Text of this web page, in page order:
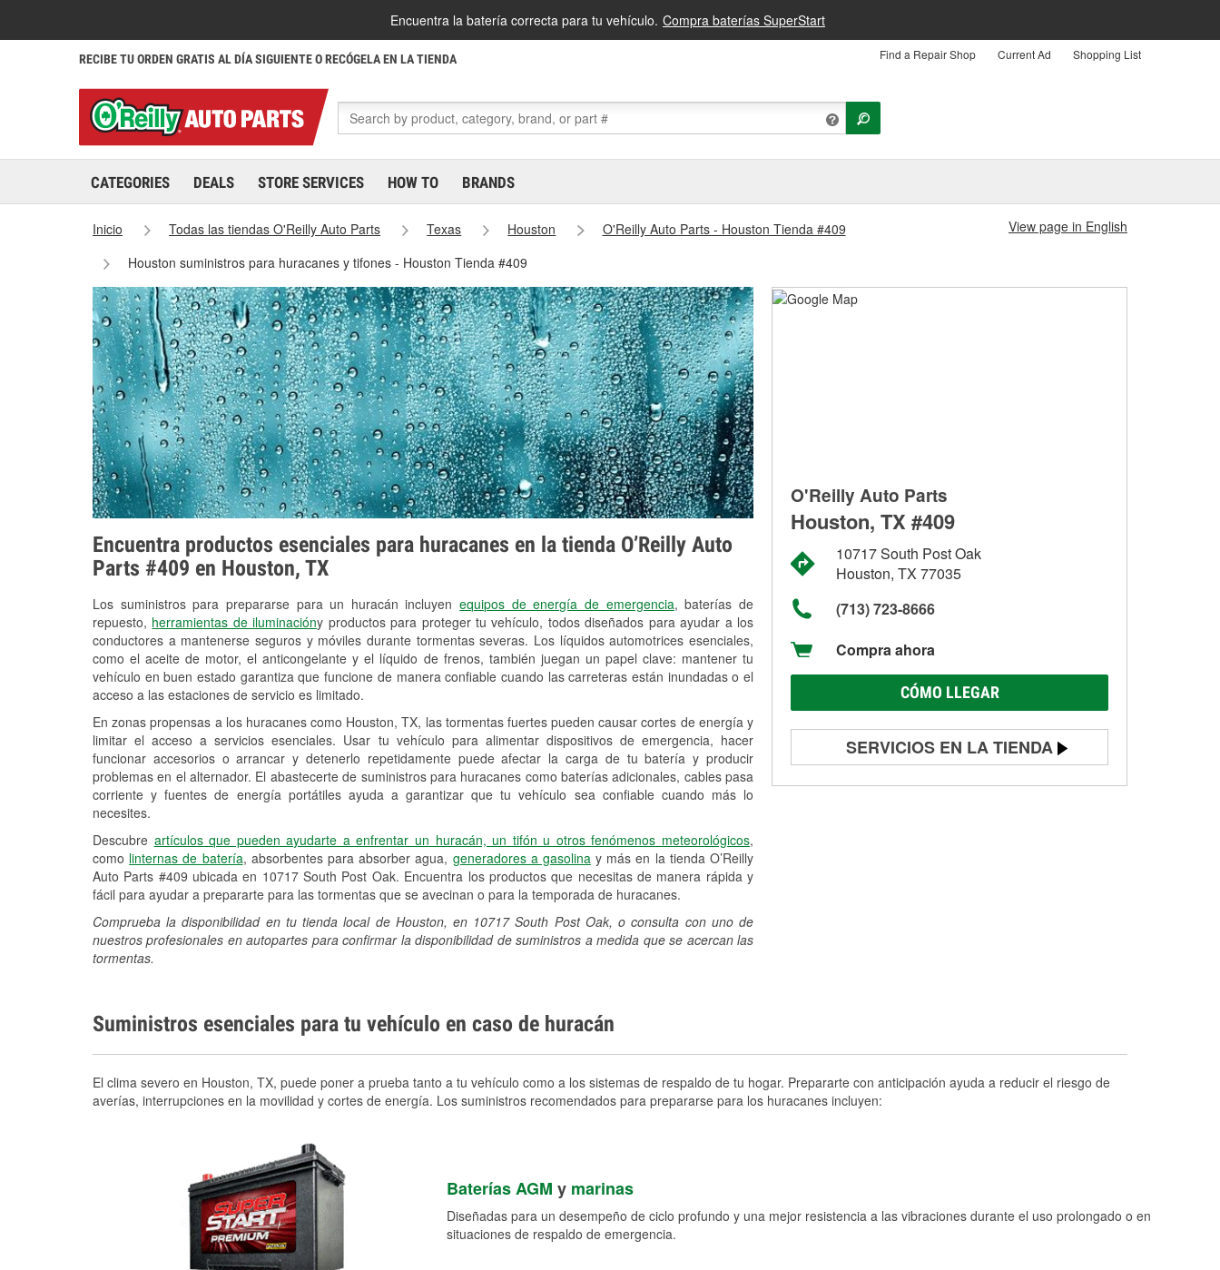
Encuentra la batería correcta para tu vehículo. Compra baterías SuperStart
RECIBE TU ORDEN GRATIS AL DÍA SIGUIENTE O RECÓGELA EN LA TIENDA Find a Repair Shop Current Ad Shopping List
CATEGORIES DEALS STORE SERVICES HOW TO BRANDS
Inicio Todas las tiendas O'Reilly Auto Parts Texas Houston
O'Reilly Auto Parts - Houston Tienda #409
Houston suministros para huracanes y tifones - Houston Tienda #409
View page in English
Encuentra productos esenciales para huracanes en la tienda O’Reilly Auto
Parts #409 en Houston, TX
Los suministros para prepararse para un huracán incluyenequipos de energía de emergencia, baterías de
repuesto, herramientas de iluminacióny productos para proteger tu vehículo, todos diseñados para ayudar a los
conductores a mantenerse seguros y móviles durante tormentas severas. Los líquidos automotrices esenciales,
como el aceite de motor, el anticongelante y el líquido de frenos, también juegan un papel clave: mantener tu
vehículo en buen estado garantiza que funcione de manera confiable cuando las carreteras están inundadas o el
acceso a las estaciones de servicio es limitado.
En zonas propensas a los huracanes como Houston, TX, las tormentas fuertes pueden causar cortes de energía y
limitar el acceso a servicios esenciales. Usar tu vehículo para alimentar dispositivos de emergencia, hacer
funcionar accesorios o arrancar y detenerlo repetidamente puede afectar la carga de tu batería y producir
problemas en el alternador. El abastecerte de suministros para huracanes como baterías adicionales, cables pasa
corriente y fuentes de energía portátiles ayuda a garantizar que tu vehículo sea confiable cuando más lo
necesites.
Descubre artículos que pueden ayudarte a enfrentar un huracán, un tifón u otros fenómenos meteorológicos,
como linternas de batería, absorbentes para absorber agua, generadores a gasolinay más en la tienda O’Reilly
Auto Parts #409 ubicada en 10717 South Post Oak. Encuentra los productos que necesitas de manera rápida y
fácil para ayudar a prepararte para las tormentas que se avecinan o para la temporada de huracanes.
Comprueba la disponibilidad en tu tienda local de Houston, en 10717 South Post Oak, o consulta con uno de
nuestros profesionales en autopartes para confirmar la disponibilidad de suministros a medida que se acercan las
tormentas.
O'Reilly Auto Parts
Houston, TX #409
10717 South Post Oak
Houston, TX 77035
(713) 723-8666
Compra ahora
CÓMO LLEGAR
SERVICIOS EN LA TIENDA
Prueba de batería
Hurricane Supplies
Suministros esenciales para tu vehículo en caso de huracán
El clima severo en Houston, TX, puede poner a prueba tanto a tu vehículo como a los sistemas de respaldo de tu hogar. Prepararte con anticipación ayuda a reducir el riesgo de
averías, interrupciones en la movilidad y cortes de energía. Los suministros recomendados para prepararse para los huracanes incluyen:
Baterías AGM y marinas
Diseñadas para un desempeño de ciclo profundo y una mejor resistencia a las vibraciones durante el uso prolongado o en
situaciones de respaldo de emergencia.